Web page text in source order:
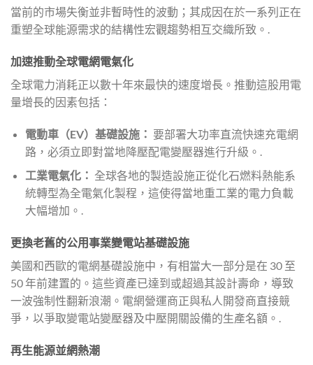
當前的市場失衡並非暫時性的波動；其成因在於一系列正在
重塑全球能源需求的結構性宏觀趨勢相互交織所致。.
加速推動全球電網電氣化
全球電力消耗正以數十年來最快的速度增長。推動這股用電
量增長的因素包括：
電動車（EV）基礎設施： 要部署大功率直流快速充電網
路，必須立即對當地降壓配電變壓器進行升級。.
工業電氣化： 全球各地的製造設施正從化石燃料熱能系
統轉型為全電氣化製程，這使得當地重工業的電力負載
大幅增加。.
更換老舊的公用事業變電站基礎設施
美國和西歐的電網基礎設施中，有相當大一部分是在 30 至
50 年前建置的。這些資產已達到或超過其設計壽命，導致
一波強制性翻新浪潮。電網營運商正與私人開發商直接競
爭，以爭取變電站變壓器及中壓開關設備的生產名額。.
再生能源並網熱潮